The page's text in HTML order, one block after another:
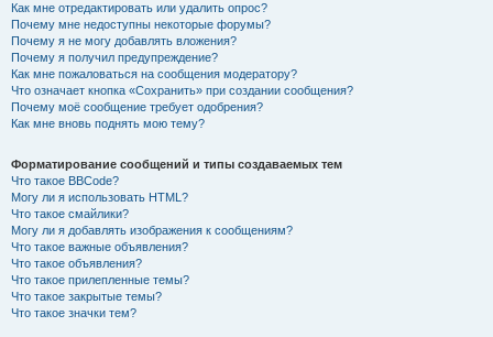
Как мне отредактировать или удалить опрос?
Почему мне недоступны некоторые форумы?
Почему я не могу добавлять вложения?
Почему я получил предупреждение?
Как мне пожаловаться на сообщения модератору?
Что означает кнопка «Сохранить» при создании сообщения?
Почему моё сообщение требует одобрения?
Как мне вновь поднять мою тему?
Форматирование сообщений и типы создаваемых тем
Что такое BBCode?
Могу ли я использовать HTML?
Что такое смайлики?
Могу ли я добавлять изображения к сообщениям?
Что такое важные объявления?
Что такое объявления?
Что такое прилепленные темы?
Что такое закрытые темы?
Что такое значки тем?